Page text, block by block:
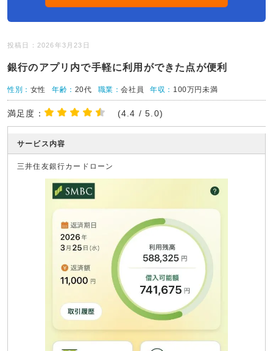
投稿日：2026年3月23日
銀行のアプリ内で手軽に利用ができた点が便利
性別： 女性 年齢： 20代 職業：会社員 年収： 100万円未満
満足度： (4.4 / 5.0)
サービス内容
三井住友銀行カードローン